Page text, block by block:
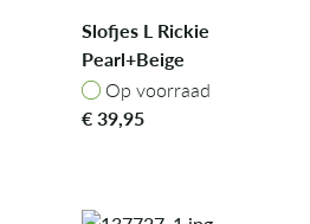
Slofjes L Rickie
Pearl+Beige
Op voorraad
Op voorraad
€39,95